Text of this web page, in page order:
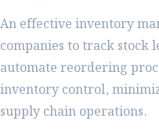
An effective inventory
companies to track stock
automate reordering
inventory control,
supply chain operations.